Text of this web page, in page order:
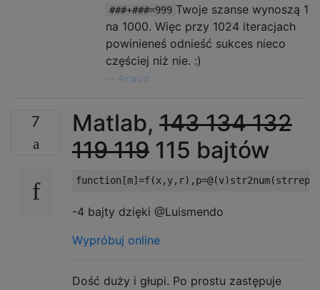
###+###=999 Twoje szanse wynoszą 1
na 1000. Więc przy 1024 iteracjach
powinieneś odnieść sukces nieco
częściej niż nie. :)
Arnauld
7 Matlab, 143134132
119 119 115 bajtów
-4 bajty dzięki @Luismendo
Wypróbuj online
Dość duży i głupi. Po prostu zastępuje